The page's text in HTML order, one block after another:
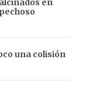
en
una colisión